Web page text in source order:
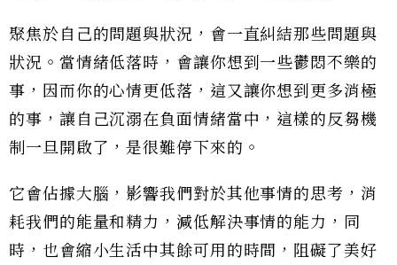
聚焦於自己的問題與狀況，會一直糾結那些問題與
狀況。當情緒低落時，會讓你想到一些鬱悶不樂的
事，因而你的心情更低落，這又讓你想到更多消極
的事，讓自己沉溺在負面情緒當中，這樣的反芻機
制一旦開啟了，是很難停下來的。
它會佔據大腦，影響我們對於其他事情的思考，消
耗我們的能量和精力，減低解決事情的能力，同
時，也會縮小生活中其餘可用的時間，阻礙了美好